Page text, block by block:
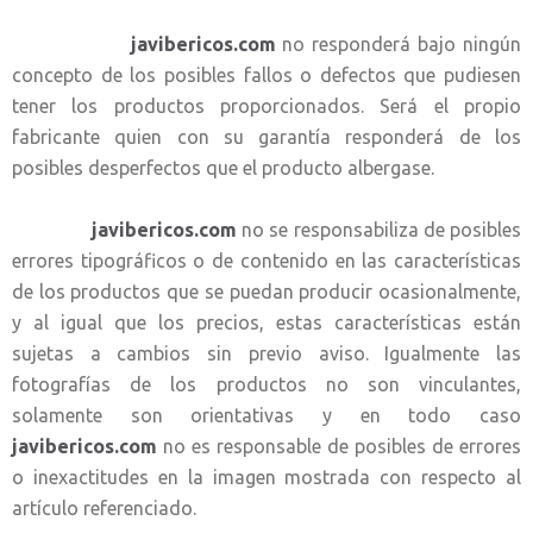
javibericos.com no responderá bajo ningún
concepto de los posibles fallos o defectos que pudiesen
tener los productos proporcionados. Será el propio
fabricante quien con su garantía responderá de los
posibles desperfectos que el producto albergase.
javibericos.com no se responsabiliza de posibles
errores tipográficos o de contenido en las características
de los productos que se puedan producir ocasionalmente,
y al igual que los precios, estas características están
sujetas a cambios sin previo aviso. Igualmente las
fotografías de los productos no son vinculantes,
solamente son orientativas y en todo caso
javibericos.com no es responsable de posibles de errores
o inexactitudes en la imagen mostrada con respecto al
artículo referenciado.